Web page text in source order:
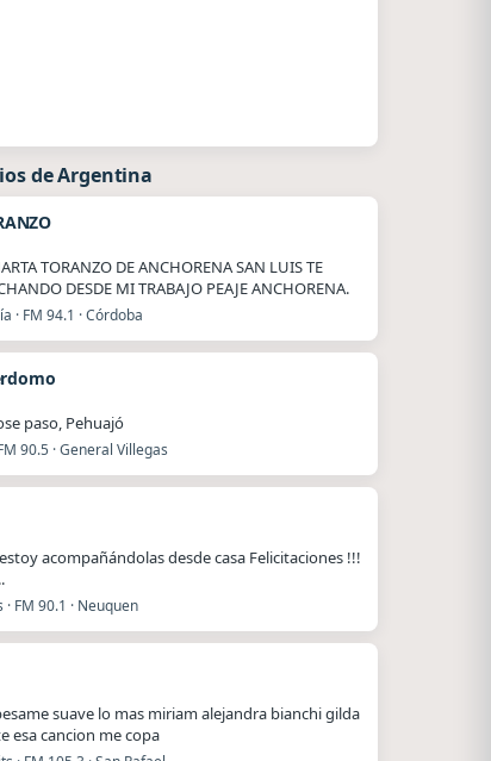
de Argentina
TORANZO DE ANCHORENA SAN LUIS TE
DESDE MI TRABAJO PEAJE ANCHORENA.
· FM 94.1 · Córdoba
paso, Pehuajó
90.5 · General Villegas
acompañándolas desde casa Felicitaciones !!!
FM 90.1 · Neuquen
suave lo mas miriam alejandra bianchi gilda
esa cancion me copa